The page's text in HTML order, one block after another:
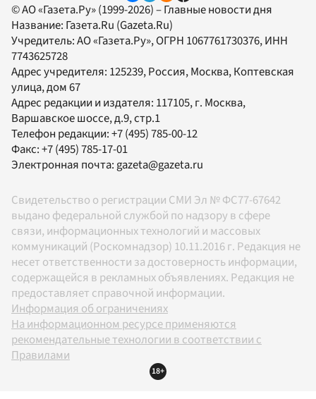
© АО «Газета.Ру» (1999-2026) – Главные новости дня
Название: Газета.Ru (Gazeta.Ru)
Учредитель:АО «Газета.Ру», ОГРН 1067761730376, ИНН
7743625728
Адрес учредителя: 125239, Россия, Москва, Коптевская
улица, дом 67
Адрес редакции и издателя: 117105, г. Москва,
Варшавское шоссе, д.9, стр.1
Телефон редакции:+7 (495) 785-00-12
Факс:+7 (495) 785-17-01
Электронная почта: gazeta@gazeta.ru
Свидетельство о регистрации СМИ Эл № ФС77-67642
выдано федеральной службой по надзору в сфере
связи, информационных технологий и массовых
коммуникаций (Роскомнадзор) 10.11.2016 г. Редакция не
несет ответственности за достоверность информации,
содержащейся в рекламных объявлениях. Редакция не
предоставляет справочной информации.
Информация об ограничениях
На информационном ресурсе применяются
рекомендательные технологии в соответствии с
Правилами
18+